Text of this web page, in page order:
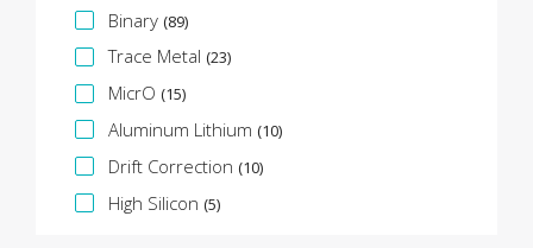
Binary (89)
Trace Metal (23)
MicrO (15)
Aluminum Lithium (10)
Drift Correction (10)
High Silicon (5)